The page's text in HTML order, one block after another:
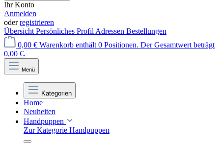
Ihr Konto
Anmelden
oderregistrieren
Übersicht Persönliches Profil Adressen Bestellungen
0,00 € Warenkorb enthält 0 Positionen. Der Gesamtwert beträgt
0,00 €.
Menü
Kategorien
Home
Neuheiten
Handpuppen
Zur Kategorie Handpuppen